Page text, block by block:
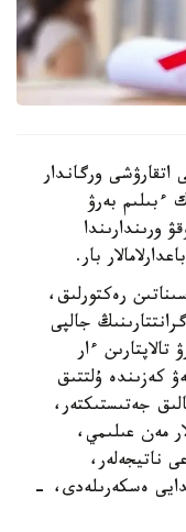
ورگاندار
ءبىلىم بەرۋ
ورىندارىندا
بار.
رەكتورلىق،
جالپى
ءار
كەزىندە ۇلتتىق
جەتىستىكتەر،
مەن عىلىمي،
ناتيجەلەر،
ەسكەرىلەدى، -